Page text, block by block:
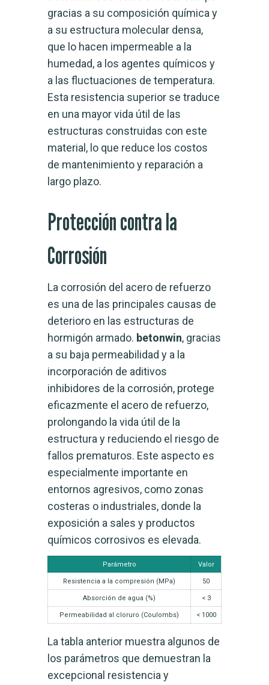
gracias a su composición química y
a su estructura molecular densa,
que lo hacen impermeable a la
humedad, a los agentes químicos y
a las fluctuaciones de temperatura.
Esta resistencia superior se traduce
en una mayor vida útil de las
estructuras construidas con este
material, lo que reduce los costos
de mantenimiento y reparación a
largo plazo.
Protección contra la
Corrosión
La corrosión del acero de refuerzo
es una de las principales causas de
deterioro en las estructuras de
hormigón armado. betonwin, gracias
a su baja permeabilidad y a la
incorporación de aditivos
inhibidores de la corrosión, protege
eficazmente el acero de refuerzo,
prolongando la vida útil de la
estructura y reduciendo el riesgo de
fallos prematuros. Este aspecto es
especialmente importante en
entornos agresivos, como zonas
costeras o industriales, donde la
exposición a sales y productos
químicos corrosivos es elevada.
Parámetro Valor
Resistencia a la compresión (MPa) 50
Absorción de agua (%) < 3
Permeabilidad al cloruro (Coulombs) < 1000
La tabla anterior muestra algunos de
los parámetros que demuestran la
excepcional resistencia y